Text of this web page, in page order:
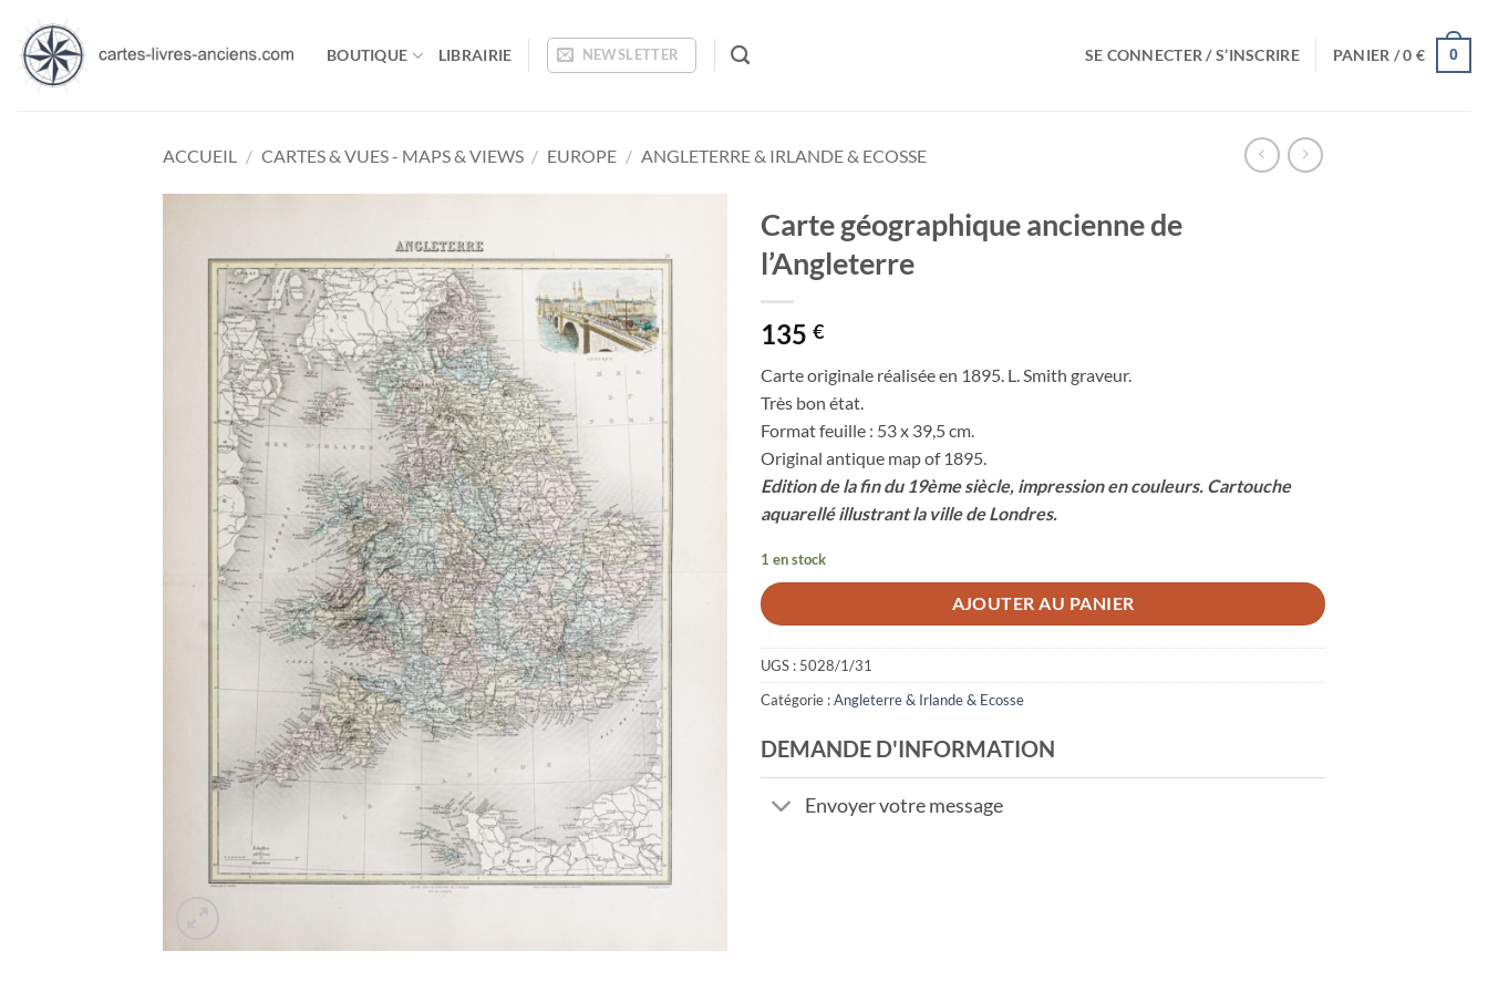
contenu
BOUTIQUE LIBRAIRIE NEWSLETTER SE CONNECTER / S’INSCRIRE PANIER /0€ 0
ACCUEIL / CARTES & VUES - MAPS & VIEWS / EUROPE / ANGLETERRE & IRLANDE & ECOSSE
Ajouter
Carte géographique ancienne de
l’Angleterre
135 €
Carte originale réalisée en 1895. L. Smith graveur.
Très bon état.
Format feuille : 53 x 39,5 cm.
Original antique map of 1895.
Edition de la fin du 19ème siècle, impression en couleurs. Cartouche
aquarellé illustrant la ville de Londres.
1 en stock
AJOUTER AU PANIER
UGS : 5028/1/31
Catégorie :Angleterre & Irlande & Ecosse
DEMANDE D'INFORMATION
Envoyer votre message